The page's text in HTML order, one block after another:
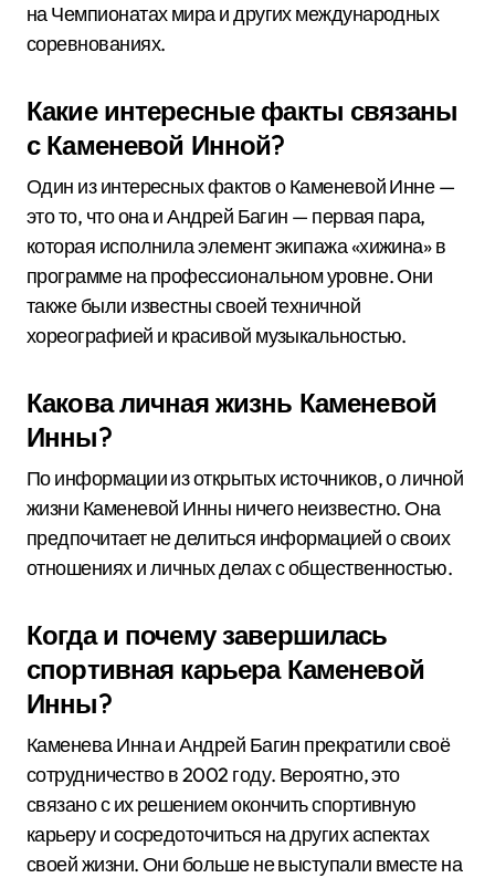
на Чемпионатах мира и других международных
соревнованиях.
Какие интересные факты связаны
с Каменевой Инной?
Один из интересных фактов о Каменевой Инне —
это то, что она и Андрей Багин — первая пара,
которая исполнила элемент экипажа «хижина» в
программе на профессиональном уровне. Они
также были известны своей техничной
хореографией и красивой музыкальностью.
Какова личная жизнь Каменевой
Инны?
По информации из открытых источников, о личной
жизни Каменевой Инны ничего неизвестно. Она
предпочитает не делиться информацией о своих
отношениях и личных делах с общественностью.
Когда и почему завершилась
спортивная карьера Каменевой
Инны?
Каменева Инна и Андрей Багин прекратили своё
сотрудничество в 2002 году. Вероятно, это
связано с их решением окончить спортивную
карьеру и сосредоточиться на других аспектах
своей жизни. Они больше не выступали вместе на